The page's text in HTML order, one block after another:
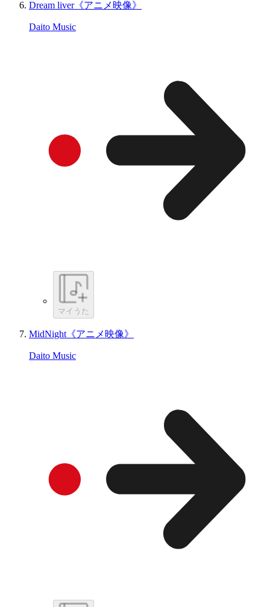
Dream liver《アニメ映像》
Daito Music
マイうた
MidNight《アニメ映像》
Daito Music